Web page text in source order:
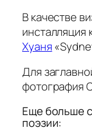
В качестве
инсталляция
Хуаня
Для
фотография
Еще больше
поэзии: